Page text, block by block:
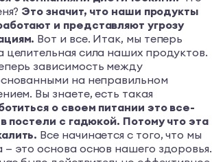
Это значит, что наши продукты
и представляют угрозу
Вот и все. Итак, мы теперь
целительная сила наших продуктов.
зависимость между
на неправильном
Вы знаете, есть такая
о своем питании это все-
постели с гадюкой. Потому что эта
Все начинается с того, что мы
это основа основ нашего здоровья.